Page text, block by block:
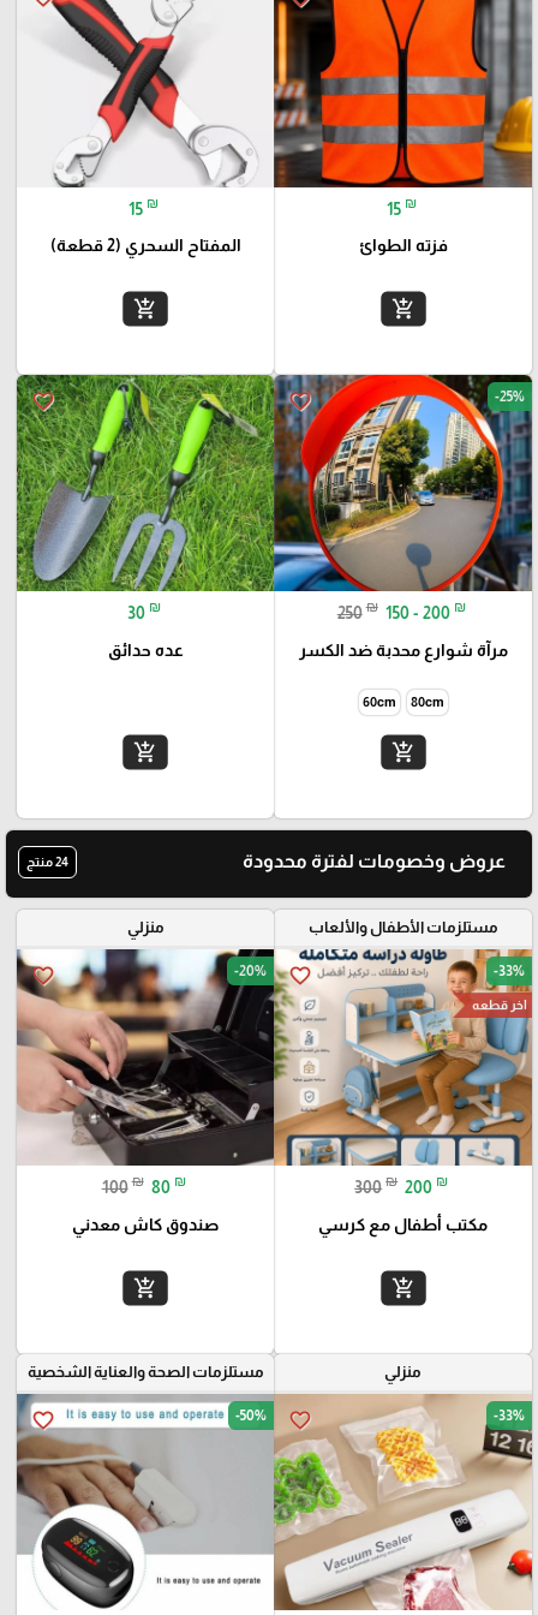
15 ₪
فزته الطوائ
add_shopping_cart
15 ₪
المفتاح السحري (2 قطعة)
add_shopping_cart
favorite_border -25%
250 ₪ 150 - 200 ₪
مرآة شوارع محدبة ضد الكسر
80cm
60cm
add_shopping_cart
favorite_border
30 ₪
عده حدائق
add_shopping_cart
عروض وخصومات لفترة محدودة 24 منتج
مستلزمات الأطفال والألعاب
favorite_border -33%
اخر قطعه
300 ₪ 200 ₪
مكتب أطفال مع كرسي
add_shopping_cart
منزلي
favorite_border -20%
100 ₪ 80 ₪
صندوق كاش معدني
add_shopping_cart
منزلي
favorite_border -33%
مستلزمات الصحة والعناية الشخصية
favorite_border -50%